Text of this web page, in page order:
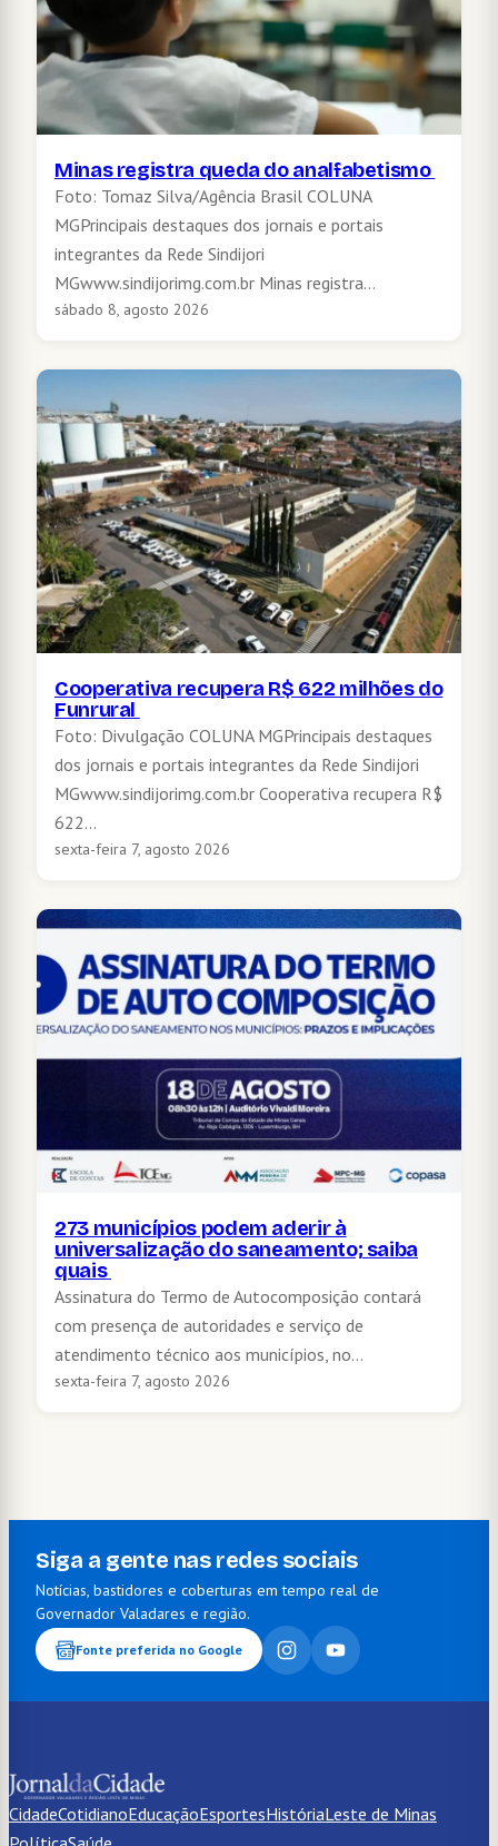
Minas registra queda do analfabetismo
Foto: Tomaz Silva/Agência Brasil COLUNA
MGPrincipais destaques dos jornais e portais
integrantes da Rede Sindijori
MGwww.sindijorimg.com.br Minas registra…
sábado 8, agosto 2026
Cooperativa recupera R$ 622 milhões do
Funrural
Foto: Divulgação COLUNA MGPrincipais destaques
dos jornais e portais integrantes da Rede Sindijori
MGwww.sindijorimg.com.br Cooperativa recupera R$
622…
sexta-feira 7, agosto 2026
273 municípios podem aderir à
universalização do saneamento; saiba
quais
Assinatura do Termo de Autocomposição contará
com presença de autoridades e serviço de
atendimento técnico aos municípios, no…
sexta-feira 7, agosto 2026
Siga a gente nas redes sociais
Notícias, bastidores e coberturas em tempo real de
Governador Valadares e região.
Fonte preferida no Google
CidadeCotidianoEducaçãoEsportesHistóriaLeste de Minas